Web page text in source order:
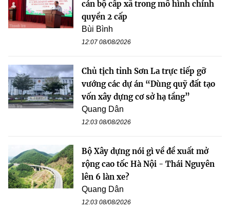
cán bộ cấp xã trong mô hình chính
quyền 2 cấp
Bùi Bình
12:07 08/08/2026
Chủ tịch tỉnh Sơn La trực tiếp gỡ
vướng các dự án “Dùng quỹ đất tạo
vốn xây dựng cơ sở hạ tầng”
Quang Dân
12:03 08/08/2026
Bộ Xây dựng nói gì về đề xuất mở
rộng cao tốc Hà Nội - Thái Nguyên
lên 6 làn xe?
Quang Dân
12:03 08/08/2026